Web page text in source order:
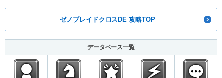
ゼノブレイドクロスDE 攻略TOP
データベース一覧